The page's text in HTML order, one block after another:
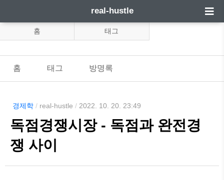
real-hustle
홈 태그
홈 태그 방명록
경제학 / real-hustle / 2022. 10. 20. 23:49
독점경쟁시장 - 독점과 완전경
쟁 사이